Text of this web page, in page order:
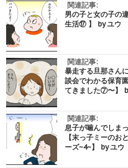
関連記事:
男の子と女の子の
生活⑰ 】 by ユウ
関連記事:
暴走する旦那さん
談会でわかる保育
てきました⑦〜】
関連記事:
息子が噛んでしま
【末っ子ミーの
ーズ~4~】 by ユウ